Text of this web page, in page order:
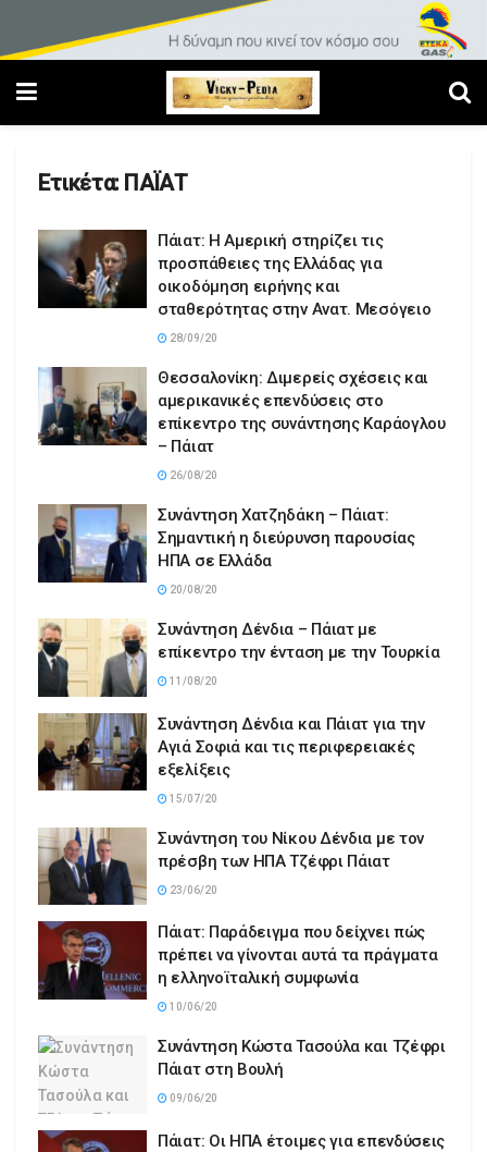
Ετικέτα: ΠΑΪΑΤ
Πάιατ: Η Αμερική στηρίζει τις
προσπάθειες της Ελλάδας για
οικοδόμηση ειρήνης και
σταθερότητας στην Ανατ. Μεσόγειο
28/09/20
Θεσσαλονίκη: Διμερείς σχέσεις και
αμερικανικές επενδύσεις στο
επίκεντρο της συνάντησης Καράογλου
– Πάιατ
26/08/20
Συνάντηση Χατζηδάκη – Πάιατ:
Σημαντική η διεύρυνση παρουσίας
ΗΠΑ σε Ελλάδα
20/08/20
Συνάντηση Δένδια – Πάιατ με
επίκεντρο την ένταση με την Τουρκία
11/08/20
Συνάντηση Δένδια και Πάιατ για την
Αγιά Σοφιά και τις περιφερειακές
εξελίξεις
15/07/20
Συνάντηση του Νίκου Δένδια με τον
πρέσβη των ΗΠΑ Τζέφρι Πάιατ
23/06/20
Πάιατ: Παράδειγμα που δείχνει πώς
πρέπει να γίνονται αυτά τα πράγματα
η ελληνοϊταλική συμφωνία
10/06/20
Συνάντηση Κώστα Τασούλα και Τζέφρι
Πάιατ στη Βουλή
09/06/20
Πάιατ: Οι ΗΠΑ έτοιμες για επενδύσεις